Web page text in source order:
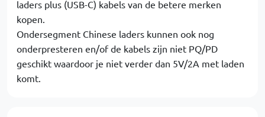
laders plus (USB-C) kabels van de betere merken
kopen.
Ondersegment Chinese laders kunnen ook nog
onderpresteren en/of de kabels zijn niet PQ/PD
geschikt waardoor je niet verder dan 5V/2A met laden
komt.